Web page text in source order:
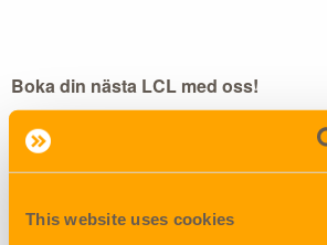
This website uses cookies
Boka din nästa LCL med oss!
Ge dina kunder bäst förutsättningar
direktservice med Nordicon – det
Tveka inte att kontakta Tobbe, han